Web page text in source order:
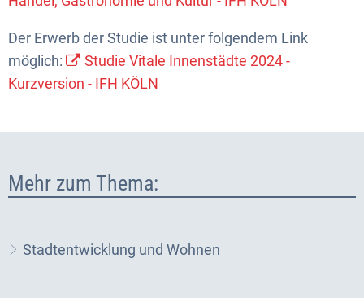
Der Erwerb der Studie ist unter folgendem Link
möglich:
Studie Vitale Innenstädte 2024 -
Kurzversion - IFH KÖLN
Mehr zum Thema:
Stadtentwicklung und Wohnen